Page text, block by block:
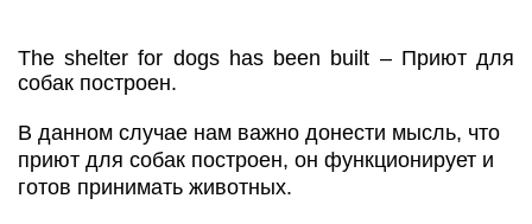
The shelter for dogs has been built – Приют для
собак построен.
В данном случае нам важно донести мысль, что
приют для собак построен, он функционирует и
готов принимать животных.